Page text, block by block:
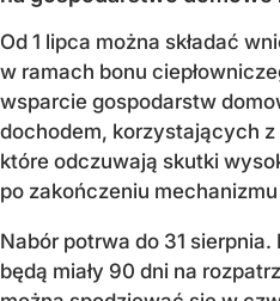
Od 1 lipca można składać
w ramach bonu
wsparcie gospodarstw
dochodem, korzystających z
które odczuwają skutki
po zakończeniu
Nabór potrwa do 31
będą miały 90 dni na